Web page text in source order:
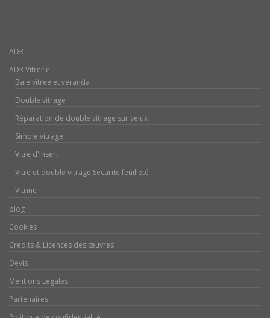
ADR
ADR Vitrerie
Baie vitrée et véranda
Double vitrage
Réparation de double vitrage sur velux
Simple vitrage
Vitre d'insert
Vitre et double vitrage Sécurite feuilleté
Vitrine
blog
Cookies
Crédits & Licences des œuvres
Devis
Mentions Légales
Partenaires